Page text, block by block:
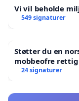
Vi vil beholde
549 signaturer
Støtter du en
mobbeofre
24 signaturer